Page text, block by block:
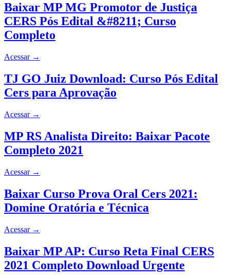
Baixar MP MG Promotor de Justiça
CERS Pós Edital &#8211; Curso
Completo
Acessar →
TJ GO Juiz Download: Curso Pós Edital
Cers para Aprovação
Acessar →
MP RS Analista Direito: Baixar Pacote
Completo 2021
Acessar →
Baixar Curso Prova Oral Cers 2021:
Domine Oratória e Técnica
Acessar →
Baixar MP AP: Curso Reta Final CERS
2021 Completo Download Urgente